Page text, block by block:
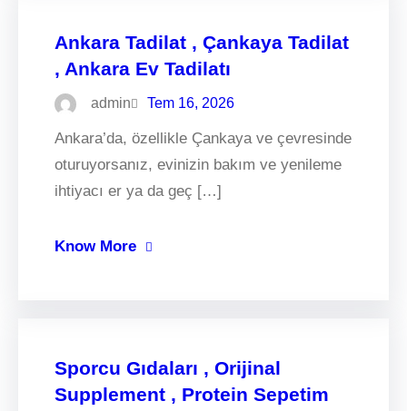
Ankara Tadilat , Çankaya Tadilat
, Ankara Ev Tadilatı
admin Tem 16, 2026
Ankara’da, özellikle Çankaya ve çevresinde
oturuyorsanız, evinizin bakım ve yenileme
ihtiyacı er ya da geç […]
Know More
Sporcu Gıdaları , Orijinal
Supplement , Protein Sepetim